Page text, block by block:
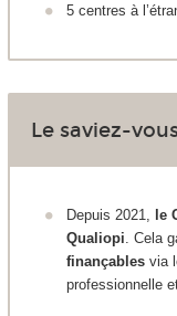
5 centres à
Le saviez-
Depuis 2021, le
Qualiopi. Cela
finançables via
professionnelle